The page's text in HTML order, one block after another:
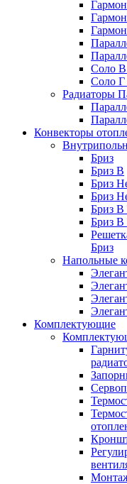
Соло В
Соло Г
Радиаторы
Конвекторы
Бриз
Бриз В
Бриз
Бриз
Бриз
Бриз
Бриз
Напольные
Комплектующие